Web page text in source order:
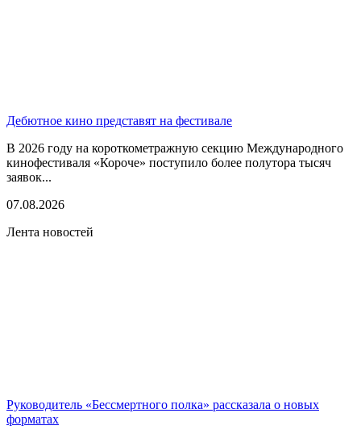
Дебютное кино представят на фестивале
В 2026 году на короткометражную секцию Международного
кинофестиваля «Короче» поступило более полутора тысяч
заявок...
07.08.2026
Лента новостей
Руководитель «Бессмертного полка» рассказала о новых
форматах